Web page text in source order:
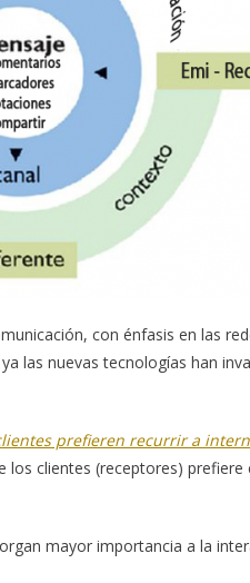
con énfasis en las
las nuevas tecnologías han
prefieren recurrir a
los clientes (receptores)
mayor importancia a la